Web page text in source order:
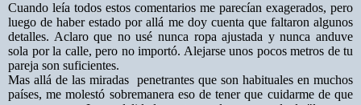
Cuando leía todos estos comentarios me parecían exagerados, pero
luego de haber estado por allá me doy cuenta que faltaron algunos
detalles. Aclaro que no usé nunca ropa ajustada y nunca anduve
sola por la calle, pero no importó. Alejarse unos pocos metros de tu
pareja son suficientes.
Mas allá de las miradas penetrantes que son habituales en muchos
países, me molestó sobremanera eso de tener que cuidarme de que